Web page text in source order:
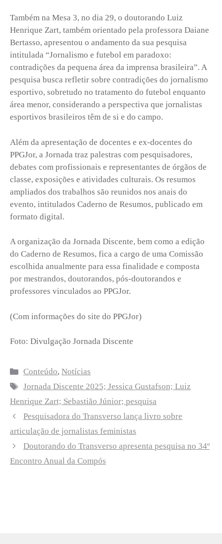
Também na Mesa 3, no dia 29, o doutorando Luiz
Henrique Zart, também orientado pela professora Daiane
Bertasso, apresentou o andamento da sua pesquisa
intitulada “Jornalismo e futebol em paradoxo:
contradições da pequena área da imprensa brasileira”. A
pesquisa busca refletir sobre contradições do jornalismo
esportivo, sobretudo no tratamento do futebol enquanto
área menor, considerando a perspectiva que jornalistas
esportivos brasileiros têm de si e do campo.
Além da apresentação de docentes e ex-docentes do
PPGJor, a Jornada traz palestras com pesquisadores,
debates com profissionais e representantes de órgãos de
classe, exposições e atividades culturais. Os resumos
ampliados dos trabalhos são reunidos nos anais do
evento, intitulados Caderno de Resumos, publicado em
formato digital.
A organização da Jornada Discente, bem como a edição
do Caderno de Resumos, fica a cargo de uma Comissão
escolhida anualmente para essa finalidade e composta
por mestrandos, doutorandos, pós-doutorandos e
professores vinculados ao PPGJor.
(Com informações do site do PPGJor)
Foto: Divulgação Jornada Discente
Categorias
Conteúdo,Notícias
Tags
Jornada Discente 2025; Jessica Gustafson; Luiz
Henrique Zart; Sebastião Júnior; pesquisa
Pesquisadora do Transverso lança livro sobre
articulação de jornalistas feministas
Doutorando do Transverso apresenta pesquisa no 34º
Encontro Anual da Compós